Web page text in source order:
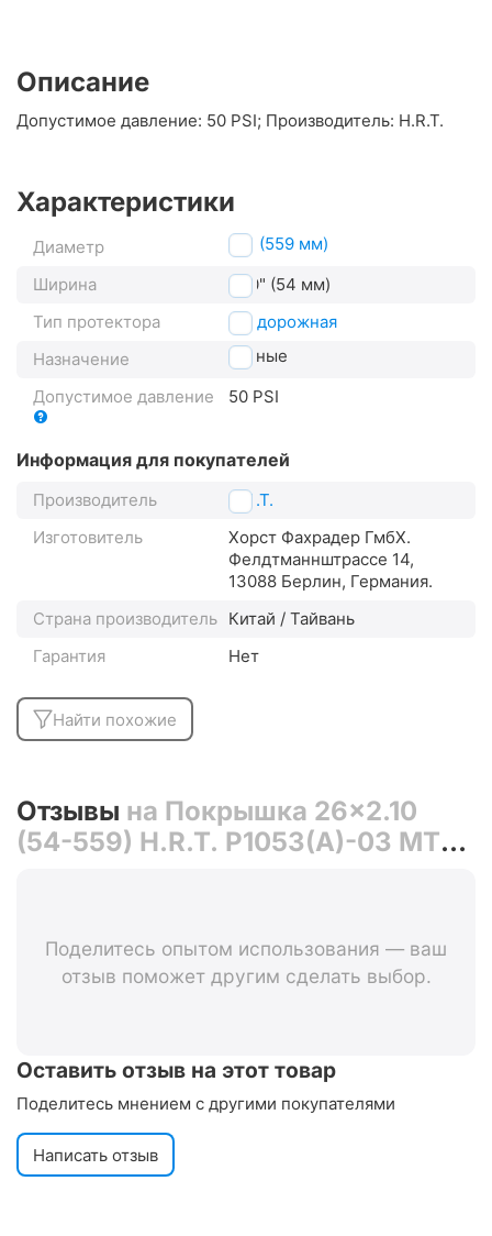
Описание
Допустимое давление: 50 PSI; Производитель: H.R.T.
Характеристики
Диаметр
26" (559 мм)
Ширина
2.10" (54 мм)
Тип протектора
внедорожная
Назначение
горные
Допустимое давление
50 PSI
Информация для покупателей
Производитель
H.R.T.
Изготовитель
Хорст Фахрадер ГмбХ.
Фелдтманнштрассе 14,
13088 Берлин, Германия.
Страна производитель Китай / Тайвань
Гарантия
Нет
Найти похожие
Отзывы на Покрышка 26x2.10
(54-559) H.R.T. P1053(А)-03 MTB
Поделитесь опытом использования — ваш
отзыв поможет другим сделать выбор.
Оставить отзыв на этот товар
Поделитесь мнением с другими покупателями
Написать отзыв